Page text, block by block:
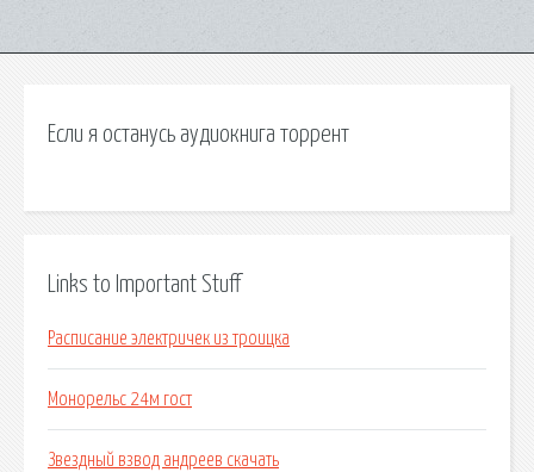
Если я останусь аудиокнига торрент
Links to Important Stuff
Расписание электричек из троицка
Монорельс 24м гост
Звездный взвод андреев скачать